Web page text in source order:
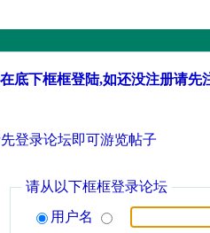
底下框框登陆,如还没注册请先
登录论坛即可游览帖子
请从以下框框登录论坛
用户名